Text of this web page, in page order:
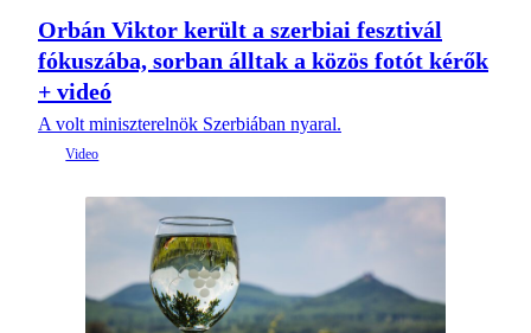
Orbán Viktor került a szerbiai fesztivál
fókuszába, sorban álltak a közös fotót kérők
+ videó
A volt miniszterelnök Szerbiában nyaral.